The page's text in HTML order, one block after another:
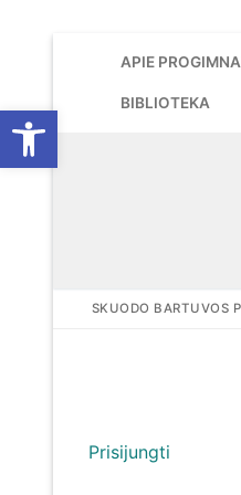
Open toolbar
APIE
BIBLIOTEKA
SKUODO BARTUVOS
Prisijungti